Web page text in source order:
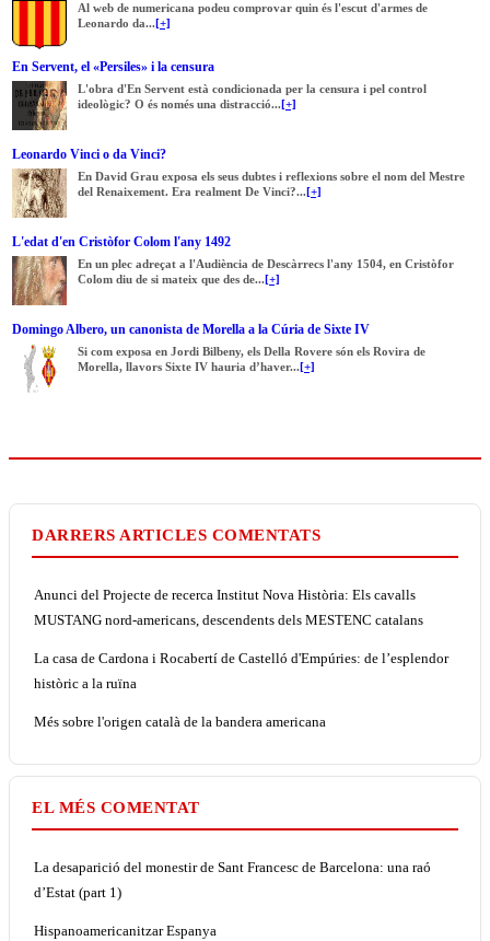
Al web de numericana podeu comprovar quin és l'escut d'armes de
Leonardo da... [+]
En Servent, el «Persiles» i la censura
L'obra d'En Servent està condicionada per la censura i pel control
ideològic? O és només una distracció... [+]
Leonardo Vinci o da Vinci?
En David Grau exposa els seus dubtes i reflexions sobre el nom del Mestre
del Renaixement. Era realment De Vinci?... [+]
L'edat d'en Cristòfor Colom l'any 1492
En un plec adreçat a l'Audiència de Descàrrecs l'any 1504, en Cristòfor
Colom diu de si mateix que des de... [+]
Domingo Albero, un canonista de Morella a la Cúria de Sixte IV
Si com exposa en Jordi Bilbeny, els Della Rovere són els Rovira de
Morella, llavors Sixte IV hauria d’haver... [+]
DARRERS ARTICLES COMENTATS
Anunci del Projecte de recerca Institut Nova Història: Els cavalls
MUSTANG nord-americans, descendents dels MESTENC catalans
La casa de Cardona i Rocabertí de Castelló d'Empúries: de l’esplendor
històric a la ruïna
Més sobre l'origen català de la bandera americana
EL MÉS COMENTAT
La desaparició del monestir de Sant Francesc de Barcelona: una raó
d’Estat (part 1)
Hispanoamericanitzar Espanya